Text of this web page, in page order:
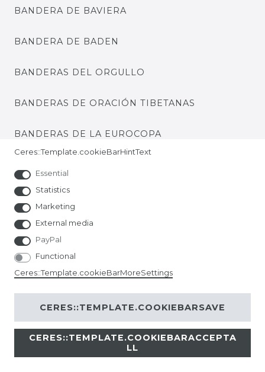
BANDERA DE BAVIERA
BANDERA DE BADEN
BANDERAS DEL ORGULLO
BANDERAS DE ORACIÓN TIBETANAS
BANDERAS DE LA EUROCOPA
© Copyright 2026 | All rights reserved.
Ceres::Template.cookieBarHintText
Essential
Statistics
Marketing
External media
PayPal
Functional
Ceres::Template.cookieBarMoreSettings
CERES::TEMPLATE.COOKIEBARACCEPTA
LL
CERES::TEMPLATE.COOKIEBARSAVE